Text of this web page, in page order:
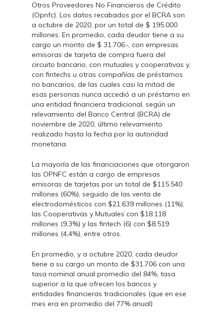
Otros Proveedores No Financieros de Crédito
(Opnfc). Los datos recabados por el BCRA son
a octubre de 2020, por un total de $ 195.000
millones. En promedio, cada deudor tiene a su
cargo un monto de $ 31.706.-, con empresas
emisoras de tarjeta de compra fuera del
circuito bancario, con mutuales y cooperativas y,
con fintechs u otras compañías de préstamos
no bancarios, de las cuales casi la mitad de
esas personas nunca accedió a un préstamo en
una entidad financiera tradicional, según un
relevamiento del Banco Central (BCRA) de
noviembre de 2020, último relevamiento
realizado hasta la fecha por la autoridad
monetaria.
La mayoría de las financiaciones que otorgaron
las OPNFC están a cargo de empresas
emisoras de tarjetas por un total de $115.540
millones (60%), seguido de las venta de
electrodomésticos con $21.639 millones (11%),
las Cooperativas y Mutuales con $18.118
millones (9,3%) y las fintech (6) con $8.519
millones (4,4%), entre otros.
En promedio, y a octubre 2020, cada deudor
tiene a su cargo un monto de $31.706 con una
tasa nominal anual promedio del 84%, tasa
superior a la que ofrecen los bancos y
entidades financieras tradicionales (que en ese
mes era en promedio del 77% anual)